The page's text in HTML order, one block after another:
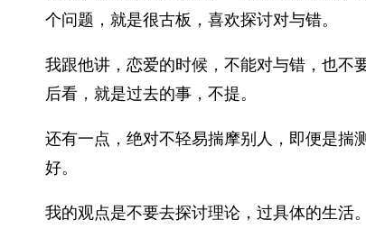
个问题，就是很古板，喜欢探讨对与错。
我跟他讲，恋爱的时候，不能对与错，也不
后看，就是过去的事，不提。
还有一点，绝对不轻易揣摩别人，即便是揣
好。
我的观点是不要去探讨理论，过具体的生活